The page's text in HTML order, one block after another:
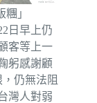
」
日早上仍
客等上一
躬感謝顧
仍無法阻
灣人對弱